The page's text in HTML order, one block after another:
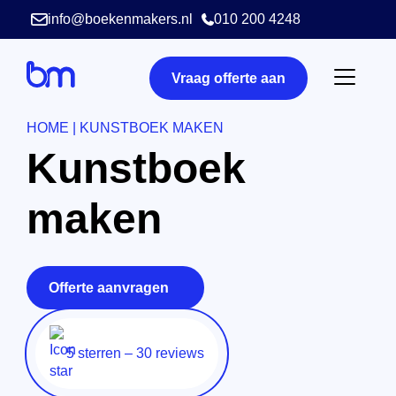
info@boekenmakers.nl 010 200 4248
Vraag offerte aan
HOME KUNSTBOEK MAKEN
Kunstboek
maken
Offerte aanvragen
5 sterren – 30 reviews